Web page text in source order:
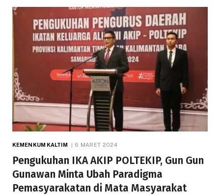
KEMENKUM KALTIM 6 MARET 2024
Pengukuhan IKA AKIP POLTEKIP, Gun Gun
Gunawan Minta Ubah Paradigma
Pemasyarakatan di Mata Masyarakat